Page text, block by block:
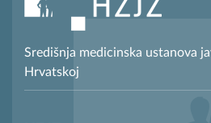
Središnja medicinska ustanova
Hrvatskoj